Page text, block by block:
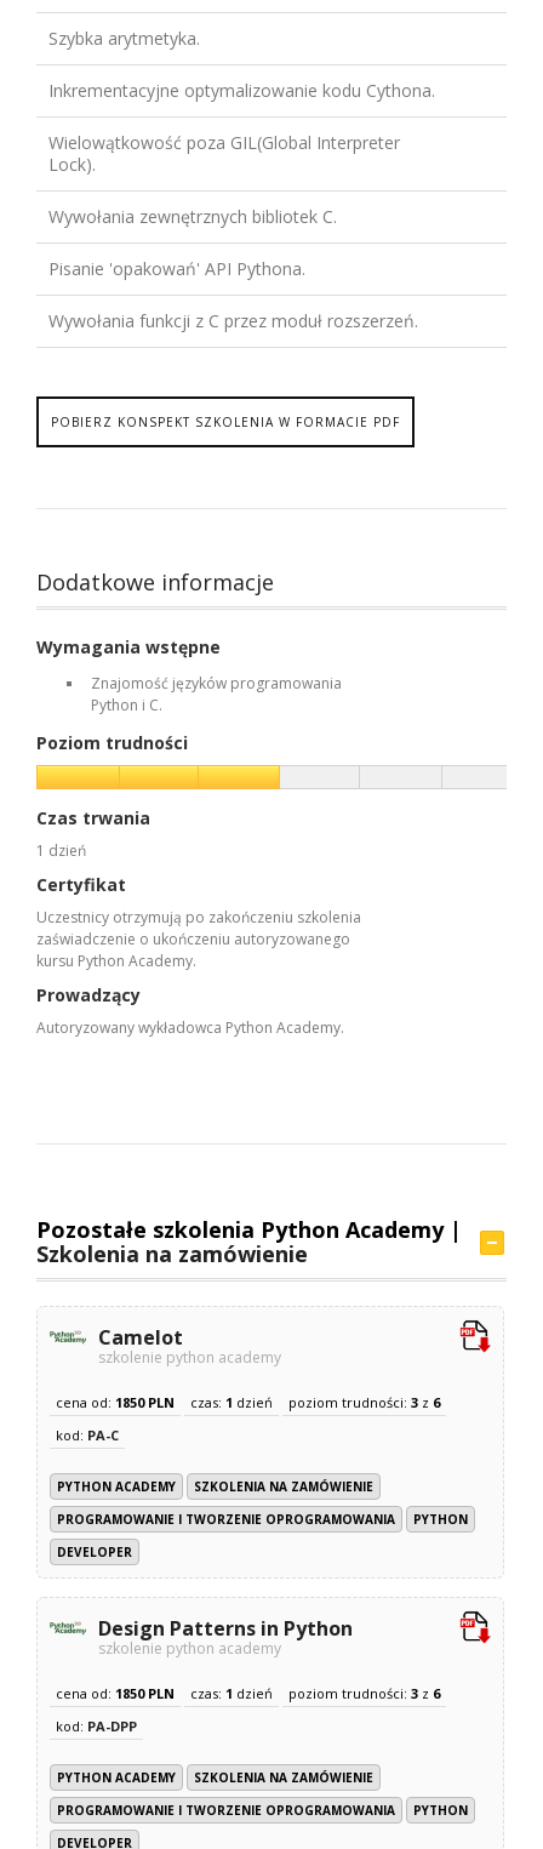
Szybka arytmetyka.
Inkrementacyjne optymalizowanie kodu Cythona.
Wielowątkowość poza GIL(Global Interpreter
Lock).
Wywołania zewnętrznych bibliotek C.
Pisanie 'opakowań' API Pythona.
Wywołania funkcji z C przez moduł rozszerzeń.
POBIERZ KONSPEKT SZKOLENIA W FORMACIE PDF
Dodatkowe informacje
Wymagania wstępne
Znajomość języków programowania
Python i C.
Poziom trudności
Czas trwania
1 dzień
Certyfikat
Uczestnicy otrzymują po zakończeniu szkolenia
zaświadczenie o ukończeniu autoryzowanego
kursu Python Academy.
Prowadzący
Autoryzowany wykładowca Python Academy.
Pozostałe szkolenia Python Academy |
Szkolenia na zamówienie
Camelot
szkolenie python academy
cena od: 1850 PLN czas: 1 dzień poziom trudności:3 z 6
kod: PA-C
PYTHON ACADEMY
SZKOLENIA NA ZAMÓWIENIE
PROGRAMOWANIE I TWORZENIE OPROGRAMOWANIA
PYTHON
DEVELOPER
Design Patterns in Python
szkolenie python academy
cena od: 1850 PLN czas: 1 dzień poziom trudności:3 z 6
kod: PA-DPP
PYTHON ACADEMY
SZKOLENIA NA ZAMÓWIENIE
PROGRAMOWANIE I TWORZENIE OPROGRAMOWANIA
PYTHON
DEVELOPER